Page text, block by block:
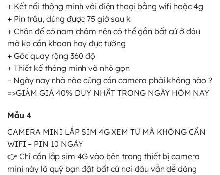
+ Kết nối thông minh với điện thoại bằng wifi hoặc 4g
+ Pin trâu, dùng được 75 giờ sau k
+ Chân đế có nam châm nên có thể gắn bất cứ ở đâu
mà ko cần khoan hay đục tường
+ Góc quay rộng 360 độ
+ Thiết kế thông minh và nhỏ gọn
– Ngày nay nhà nào cũng cần camera phải không nào ?
=>GIẢM GIÁ 40% DUY NHẤT TRONG NGÀY HÔM NAY
Mẫu 4
CAMERA MINI LẮP SIM 4G XEM TỪ MÀ KHÔNG CẦN
WIFI – PIN 10 NGÀY
👉 Chỉ cần lắp sim 4G vào bên trong thiết bị camera
mini này là quý bạn đặt bất cứ nơi đâu vẫn dễ dàng